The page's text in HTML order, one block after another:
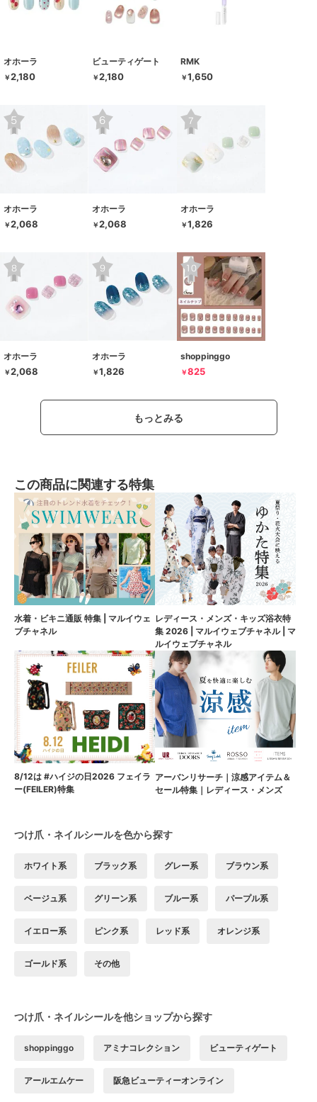
オホーラ
￥2,180
ビューティゲート
￥2,180
RMK
￥1,650
オホーラ
￥2,068
オホーラ
￥2,068
オホーラ
￥1,826
オホーラ
￥2,068
オホーラ
￥1,826
shoppinggo
￥825
もっとみる
この商品に関連する特集
水着・ビキニ通販 特集 | マルイウェ
ブチャネル
レディース・メンズ・キッズ浴衣特
集 2026 | マルイウェブチャネル | マ
ルイウェブチャネル
8/12は #ハイジの日2026 フェイラ
ー(FEILER)特集
アーバンリサーチ｜涼感アイテム＆
セール特集｜レディース・メンズ
つけ爪・ネイルシールを色から探す
ホワイト系 ブラック系 グレー系 ブラウン系
ベージュ系 グリーン系 ブルー系 パープル系
イエロー系 ピンク系 レッド系 オレンジ系
ゴールド系 その他
つけ爪・ネイルシールを他ショップから探す
shoppinggo アミナコレクション ビューティゲート
アールエムケー 阪急ビューティーオンライン